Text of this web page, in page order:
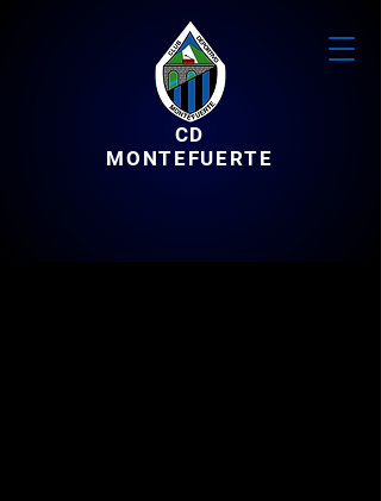
CD
MONTEFUERTE